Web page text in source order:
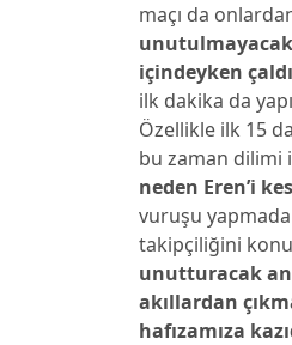
maçı da
içindeyken
ilk dakika da
Özellikle ilk 15
bu zaman dilimi
neden Eren’i
vuruşu
takipçiliğini
unutturacak
akıllardan
hafızamıza